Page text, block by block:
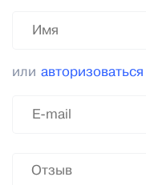
или авторизоваться